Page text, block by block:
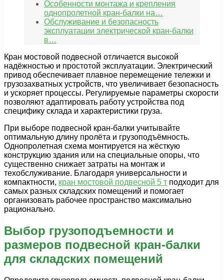
Особенности монтажа и крепления
однопролетной кран-балки на…
Обслуживание и безопасность
эксплуатации электрической кран-балки
в…
Кран мостовой подвесной отличается высокой
надёжностью и простотой эксплуатации. Электрический
привод обеспечивает плавное перемещение тележки и
грузозахватных устройств, что увеличивает безопасность
и ускоряет процессы. Регулируемые параметры скорости
позволяют адаптировать работу устройства под
специфику склада и характеристики груза.
При выборе подвесной кран-балки учитывайте
оптимальную длину пролёта и грузоподъёмность.
Однопролетная схема монтируется на жёсткую
конструкцию здания или на специальные опоры, что
существенно снижает затраты на монтаж и
техобслуживание. Благодаря универсальности и
компактности, кран мостовой подвесной 5 т подходит для
самых разных складских помещений и помогает
организовать рабочее пространство максимально
рационально.
Выбор грузоподъемности и
размеров подвесной кран-балки
для складских помещений